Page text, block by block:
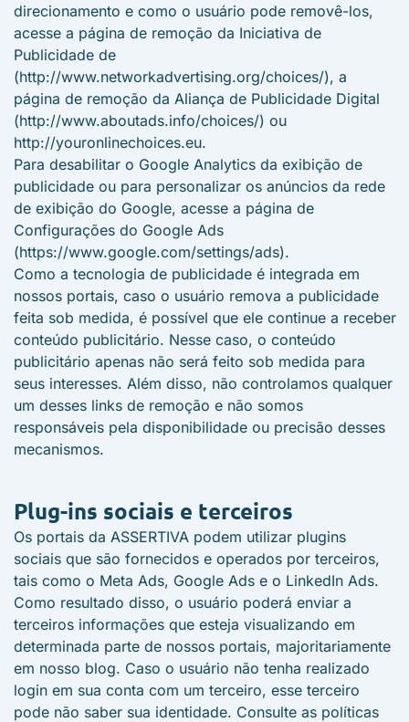
direcionamento e como o usuário pode removê-los,
acesse a página de remoção da Iniciativa de
Publicidade de
(http://www.networkadvertising.org/choices/), a
página de remoção da Aliança de Publicidade Digital
(http://www.aboutads.info/choices/) ou
http://youronlinechoices.eu.
Para desabilitar o Google Analytics da exibição de
publicidade ou para personalizar os anúncios da rede
de exibição do Google, acesse a página de
Configurações do Google Ads
(https://www.google.com/settings/ads).
Como a tecnologia de publicidade é integrada em
nossos portais, caso o usuário remova a publicidade
feita sob medida, é possível que ele continue a receber
conteúdo publicitário. Nesse caso, o conteúdo
publicitário apenas não será feito sob medida para
seus interesses. Além disso, não controlamos qualquer
um desses links de remoção e não somos
responsáveis pela disponibilidade ou precisão desses
mecanismos.
Plug-ins sociais e terceiros
Os portais da ASSERTIVA podem utilizar plugins
sociais que são fornecidos e operados por terceiros,
tais como o Meta Ads, Google Ads e o LinkedIn Ads.
Como resultado disso, o usuário poderá enviar a
terceiros informações que esteja visualizando em
determinada parte de nossos portais, majoritariamente
em nosso blog. Caso o usuário não tenha realizado
login em sua conta com um terceiro, esse terceiro
pode não saber sua identidade. Consulte as políticas